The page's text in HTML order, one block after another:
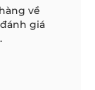
về
giá